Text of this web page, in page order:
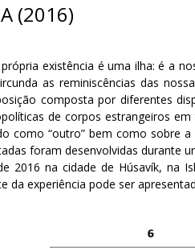
(2016)
existência é uma ilha: é a
as reminiscências das
composta por diferentes
de corpos estrangeiros
como “outro” bem como sobre
foram desenvolvidas durante
2016 na cidade de Húsavík, na
da experiência pode ser